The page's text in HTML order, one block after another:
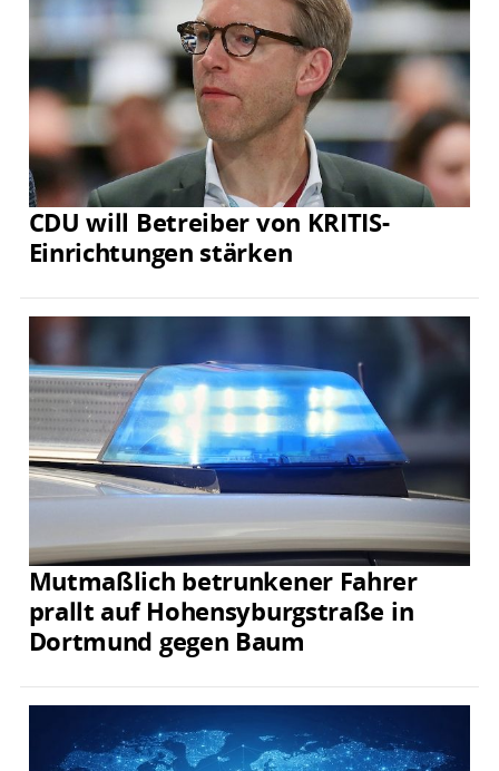
CDU will Betreiber von KRITIS-
Einrichtungen stärken
Mutmaßlich betrunkener Fahrer
prallt auf Hohensyburgstraße in
Dortmund gegen Baum